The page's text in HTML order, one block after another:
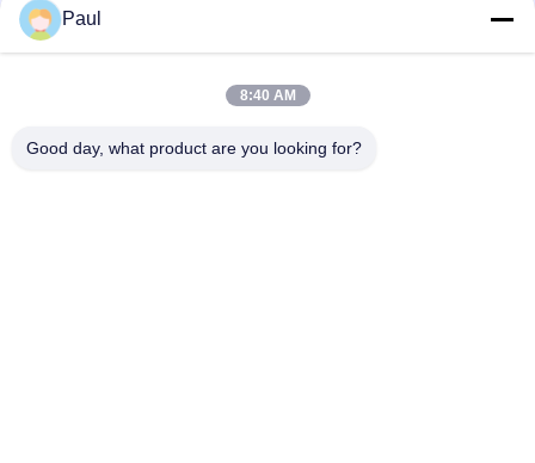
लोकप्रिय श्रेणियां
मार्टेंसिटिक स्टेनलेस स्टील
वर्षा स्टेनलेस स्टील
Paul
8:40 AM
Good day, what product are you looking for?